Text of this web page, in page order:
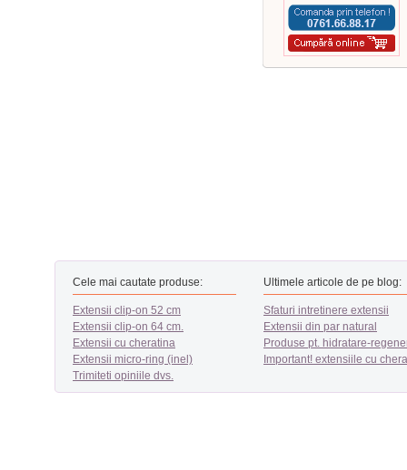
Cele mai cautate produse:
Extensii clip-on 52 cm
Extensii clip-on 64 cm.
Extensii cu cheratina
Extensii micro-ring (inel)
Trimiteti opiniile dvs.
Ultimele articole de pe blog:
Sfaturi intretinere extensii
Extensii din par natural
Produse pt. hidratare-
Important! extensiile cu